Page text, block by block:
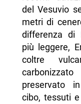
- Consigli per
- Dove
- Eventi e
- Domande
-- Quanto
del Vesuvio
metri di
differenza di
più leggere,
coltre
preservato
cibo, tessuti